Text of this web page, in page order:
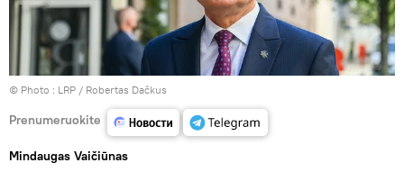
© Photo : LRP / Robertas Dačkus
Prenumeruokite
Mindaugas Vaičiūnas